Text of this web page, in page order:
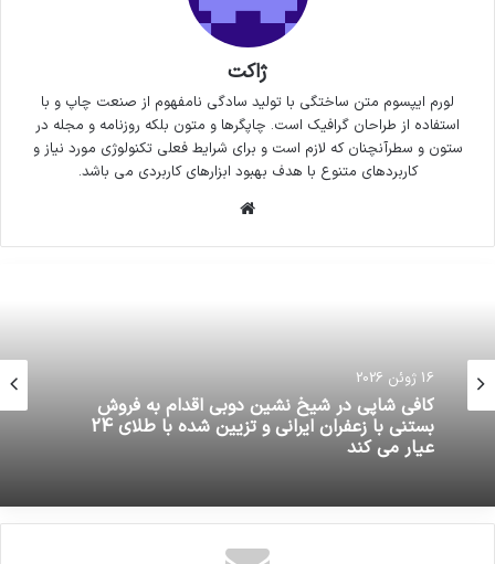
ژاکت
لورم ایپسوم متن ساختگی با تولید سادگی نامفهوم از صنعت چاپ و با
استفاده از طراحان گرافیک است. چاپگرها و متون بلکه روزنامه و مجله در
ستون و سطرآنچنان که لازم است و برای شرایط فعلی تکنولوژی مورد نیاز و
کاربردهای متنوع با هدف بهبود ابزارهای کاربردی می باشد.
16 ژوئن 2026
کافی شاپی در شیخ نشین دوبی اقدام به فروش
بستنی با زعفران ایرانی و تزیین شده با طلای 24
عیار می کند